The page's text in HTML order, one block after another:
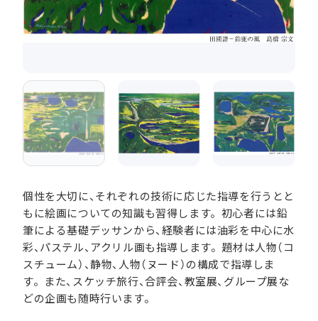
個性を大切に、それぞれの技術に応じた指導を行うとと
もに絵画についての知識も習得します。初心者には鉛
筆による基礎デッサンから、経験者には油彩を中心に水
彩、パステル、アクリル画も指導します。題材は人物（コ
スチューム）、静物、人物（ヌード）の構成で指導しま
す。また、スケッチ旅行、合評会、教室展、グループ展な
どの企画も随時行います。